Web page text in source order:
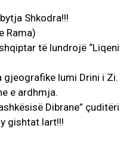
Shkodra!!!
Rama)
të lundrojë
lumi Drini i Zi.
e ardhmja.
Dibrane”
gishtat lart!!!